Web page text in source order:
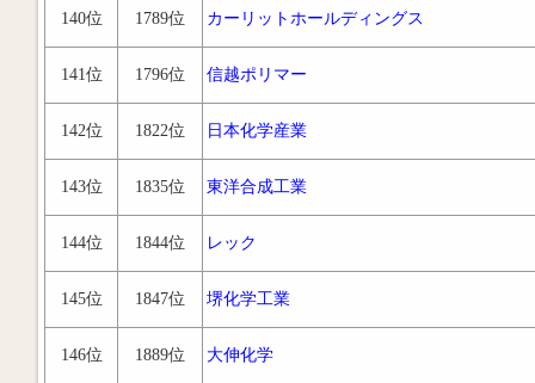
140位 1789位 カーリットホールディングス
141位 1796位 信越ポリマー
142位 1822位 日本化学産業
143位 1835位 東洋合成工業
144位 1844位 レック
145位 1847位 堺化学工業
146位 1889位 大伸化学